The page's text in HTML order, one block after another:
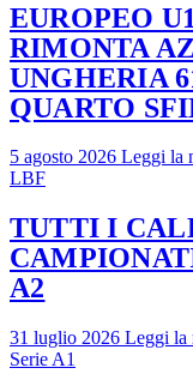
EUROPEO
RIMONTA
UNGHERIA
QUARTO
5 agosto 2026 Leggi la
LBF
TUTTI I
A2
31 luglio 2026 Leggi
Serie A1